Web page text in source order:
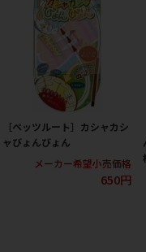
［ペッツルート］カシャカシ
ャびょんびょん
メーカー希望小売価格
650円